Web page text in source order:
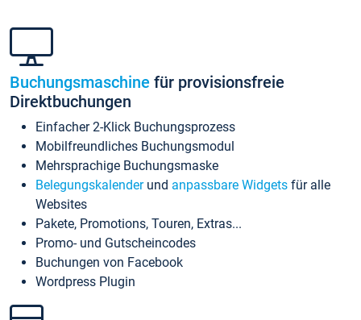
Buchungsmaschine für provisionsfreie
Direktbuchungen
Einfacher 2-Klick Buchungsprozess
Mobilfreundliches Buchungsmodul
Mehrsprachige Buchungsmaske
Belegungskalenderund anpassbare Widgets für alle
Websites
Pakete, Promotions, Touren, Extras...
Promo- und Gutscheincodes
Buchungen von Facebook
Wordpress Plugin